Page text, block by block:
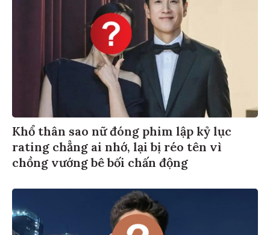
Khổ thân sao nữ đóng phim lập kỷ lục
rating chẳng ai nhớ, lại bị réo tên vì
chồng vướng bê bối chấn động